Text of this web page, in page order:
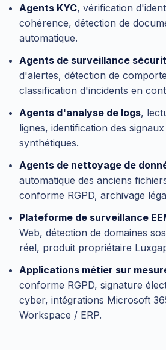
Agents KYC, vérification
cohérence, détection de
automatique.
Agents de surveillance
d'alertes, détection de
classification d'incidents en
Agents d'analyse de logs,
lignes, identification des
synthétiques.
Agents de nettoyage de
automatique des anciens
conforme RGPD, archivage
Plateforme de surveillance
Web, détection de domaines
réel, produit propriétaire
Applications métier sur
conforme RGPD, signature
cyber, intégrations Microsoft
Workspace / ERP.